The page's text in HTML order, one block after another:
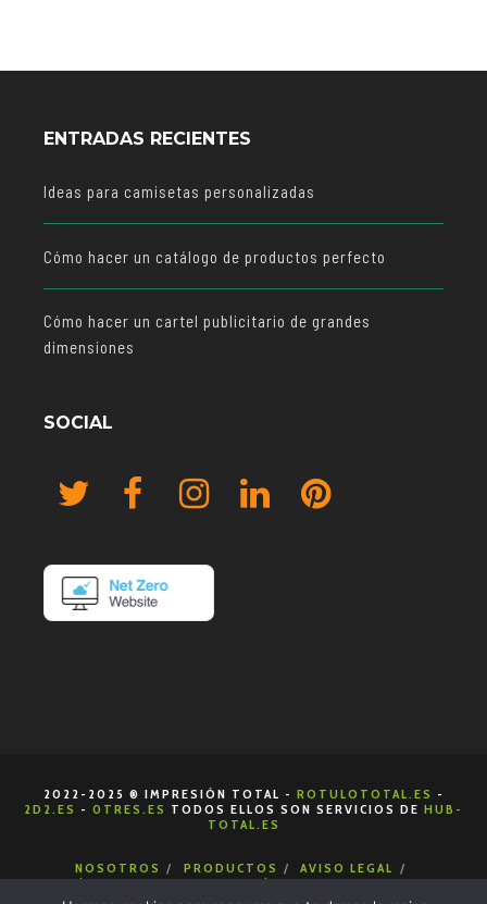
ENTRADAS RECIENTES
Ideas para camisetas personalizadas
Cómo hacer un catálogo de productos perfecto
Cómo hacer un cartel publicitario de grandes
dimensiones
SOCIAL
2022-2025 ® IMPRESIÓN TOTAL - ROTULOTOTAL.ES -
2D2.ES - 0TRES.ES TODOS ELLOS SON SERVICIOS DE HUB-
TOTAL.ES
NOSOTROS PRODUCTOS
AVISO LEGAL
POLÍTICA DE COOKIES
POLÍTICA DE PRIVACIDAD
CONDICIONES DE VENTA
CONTACTA